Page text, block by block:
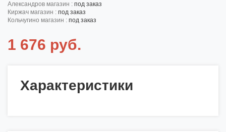
александров магазин : под заказ
киржач магазин : под заказ
кольчугино магазин : под заказ
1 676 руб.
Характеристики